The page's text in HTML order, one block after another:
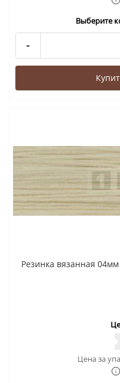
Выберите
-
Резинка вязанная
Цена за